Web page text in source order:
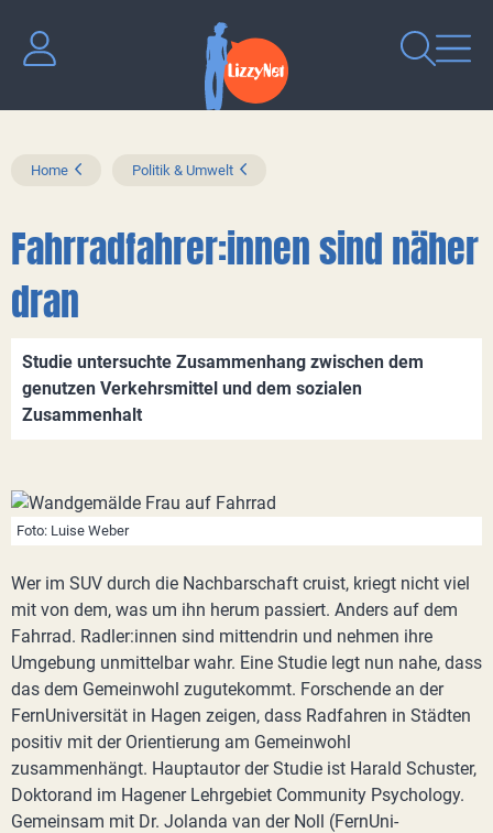
Home Politik & Umwelt
Fahrradfahrer:innen sind näher
dran
Studie untersuchte Zusammenhang zwischen dem
genutzen Verkehrsmittel und dem sozialen
Zusammenhalt
Foto: Luise Weber
Wer im SUV durch die Nachbarschaft cruist, kriegt nicht viel
mit von dem, was um ihn herum passiert. Anders auf dem
Fahrrad. Radler:innen sind mittendrin und nehmen ihre
Umgebung unmittelbar wahr. Eine Studie legt nun nahe, dass
das dem Gemeinwohl zugutekommt. Forschende an der
FernUniversität in Hagen zeigen, dass Radfahren in Städten
positiv mit der Orientierung am Gemeinwohl
zusammenhängt. Hauptautor der Studie ist Harald Schuster,
Doktorand im Hagener Lehrgebiet Community Psychology.
Gemeinsam mit Dr. Jolanda van der Noll (FernUni-